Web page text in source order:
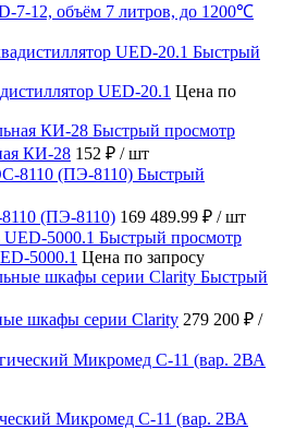
7-12, объём 7 литров, до 1200℃
Быстрый
UED-20.1 Цена по
Быстрый просмотр
КИ-28 152 ₽ / шт
Быстрый
(ПЭ-8110) 169 489.99 ₽ / шт
Быстрый просмотр
5000.1 Цена по запросу
Быстрый
шкафы серии Clarity 279 200 ₽ /
Микромед С-11 (вар. 2ВА